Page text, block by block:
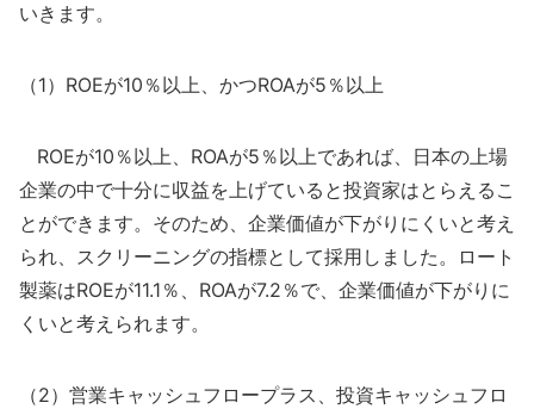
いきます。
（1）ROEが10％以上、かつROAが5％以上
ROEが10％以上、ROAが5％以上であれば、日本の上場
企業の中で十分に収益を上げていると投資家はとらえるこ
とができます。そのため、企業価値が下がりにくいと考え
られ、スクリーニングの指標として採用しました。ロート
製薬はROEが11.1％、ROAが7.2％で、企業価値が下がりに
くいと考えられます。
（2）営業キャッシュフロープラス、投資キャッシュフロ